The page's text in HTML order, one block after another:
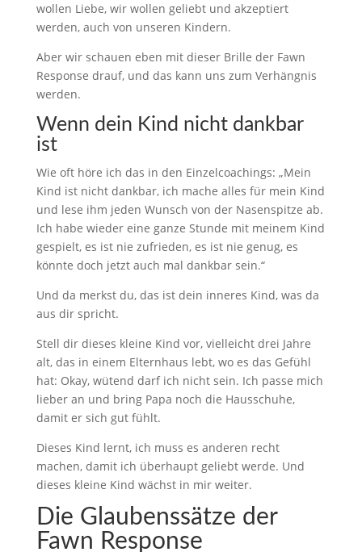
wollen Liebe, wir wollen geliebt und akzeptiert
werden, auch von unseren Kindern.
Aber wir schauen eben mit dieser Brille der Fawn
Response drauf, und das kann uns zum Verhängnis
werden.
Wenn dein Kind nicht dankbar
ist
Wie oft höre ich das in den Einzelcoachings: „Mein
Kind ist nicht dankbar, ich mache alles für mein Kind
und lese ihm jeden Wunsch von der Nasenspitze ab.
Ich habe wieder eine ganze Stunde mit meinem Kind
gespielt, es ist nie zufrieden, es ist nie genug, es
könnte doch jetzt auch mal dankbar sein.“
Und da merkst du, das ist dein inneres Kind, was da
aus dir spricht.
Stell dir dieses kleine Kind vor, vielleicht drei Jahre
alt, das in einem Elternhaus lebt, wo es das Gefühl
hat: Okay, wütend darf ich nicht sein. Ich passe mich
lieber an und bring Papa noch die Hausschuhe,
damit er sich gut fühlt.
Dieses Kind lernt, ich muss es anderen recht
machen, damit ich überhaupt geliebt werde. Und
dieses kleine Kind wächst in mir weiter.
Die Glaubenssätze der
Fawn Response